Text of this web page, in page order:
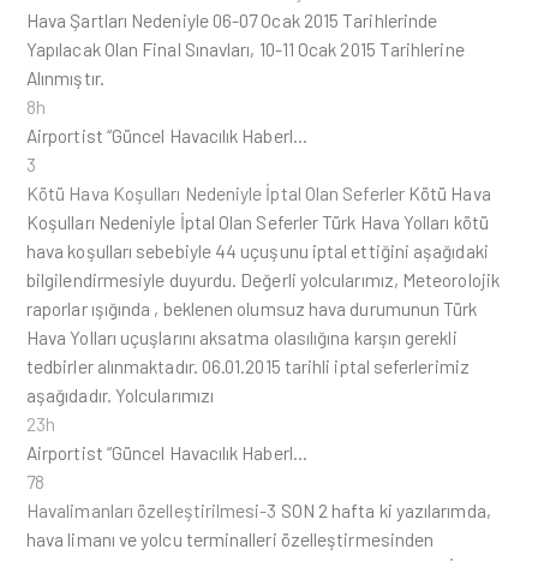
Hava Şartları Nedeniyle 06-07 Ocak 2015 Tarihlerinde
Yapılacak Olan Final Sınavları, 10-11 Ocak 2015 Tarihlerine
Alınmıştır.
8h
Airportist “Güncel Havacılık Haberl…
3
Kötü Hava Koşulları Nedeniyle İptal Olan Seferler Kötü Hava
Koşulları Nedeniyle İptal Olan Seferler Türk Hava Yolları kötü
hava koşulları sebebiyle 44 uçuşunu iptal ettiğini aşağıdaki
bilgilendirmesiyle duyurdu. Değerli yolcularımız, Meteorolojik
raporlar ışığında , beklenen olumsuz hava durumunun Türk
Hava Yolları uçuşlarını aksatma olasılığına karşın gerekli
tedbirler alınmaktadır. 06.01.2015 tarihli iptal seferlerimiz
aşağıdadır. Yolcularımızı
23h
Airportist “Güncel Havacılık Haberl…
78
Havalimanları özelleştirilmesi-3 SON 2 hafta ki yazılarımda,
hava limanı ve yolcu terminalleri özelleştirmesinden